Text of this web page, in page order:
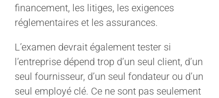
financement, les litiges, les exigences
réglementaires et les assurances.
L’examen devrait également tester si
l’entreprise dépend trop d’un seul client, d’un
seul fournisseur, d’un seul fondateur ou d’un
seul employé clé. Ce ne sont pas seulement